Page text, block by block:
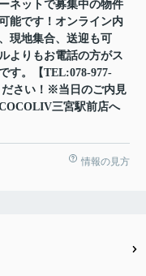
ネットで募集中の物件
能です！オンライン内
現地集合、送迎も可
よりもお電話の方がス
す。【TEL:078-977-
ださい！※当日のご内見
三宮駅前店へ
情報の見方